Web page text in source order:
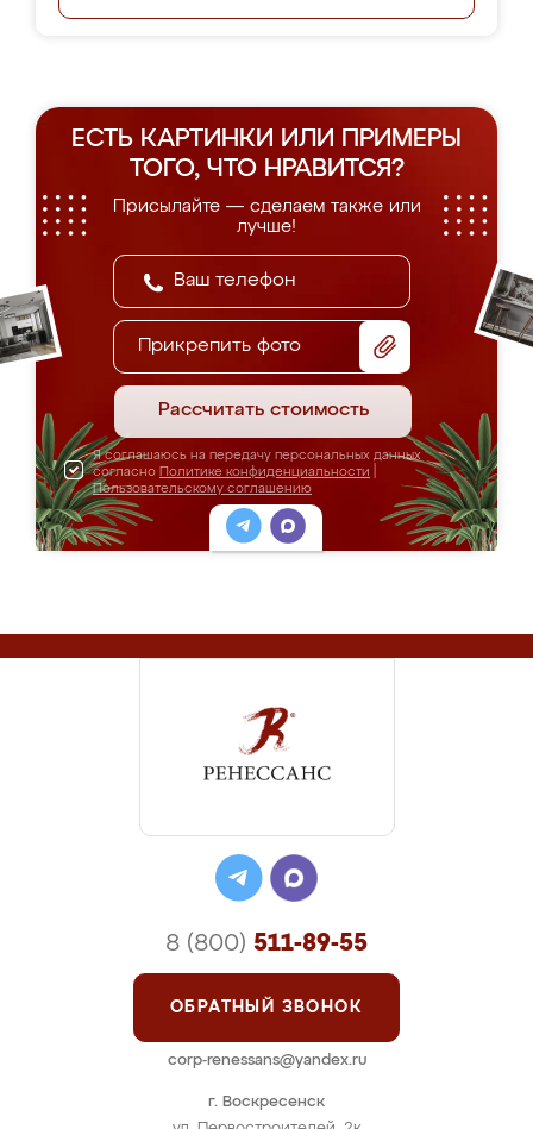
ЕСТЬ КАРТИНКИ ИЛИ ПРИМЕРЫ
ТОГО, ЧТО НРАВИТСЯ?
Присылайте — сделаем также или
лучше!
Прикрепить фото
Рассчитать стоимость
Я соглашаюсь на передачу персональных данных
согласно Политике конфиденциальности
Пользовательскому соглашению
г. Воскресенск
8 (800) 511-89-55
ОБРАТНЫЙ ЗВОНОК
corp-renessans@yandex.ru